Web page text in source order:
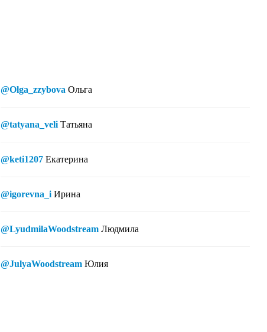
@Olga_zzybova Ольга
@tatyana_veli Татьяна
@keti1207 Екатерина
@igorevna_i Ирина
@LyudmilaWoodstream Людмила
@JulyaWoodstream Юлия